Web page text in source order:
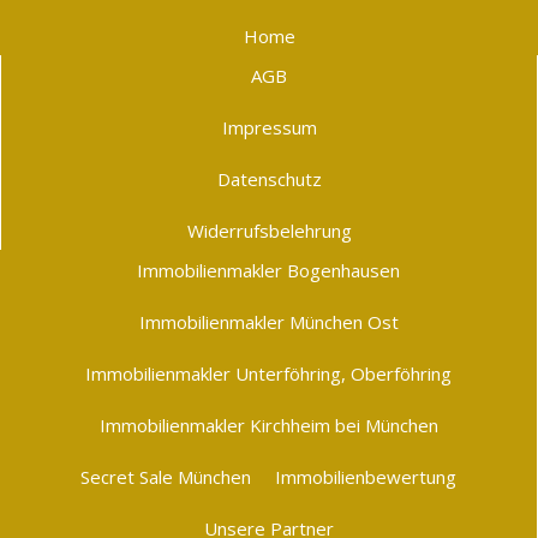
Home
AGB
Impressum
Datenschutz
Widerrufsbelehrung
Immobilienmakler Bogenhausen
Immobilienmakler München Ost
Immobilienmakler Unterföhring, Oberföhring
Immobilienmakler Kirchheim bei München
Secret Sale München Immobilienbewertung
Unsere Partner